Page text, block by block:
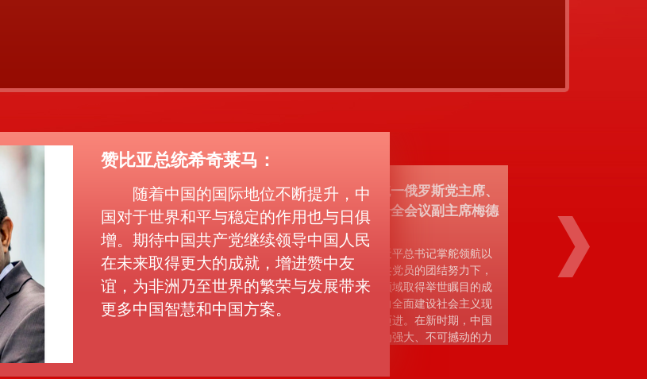
产党的中心任务就是团结带领全国各族人民全面
国、实现第二个百年奋斗目标，以中国式现代化
兴。
日，习近平向中国共产党第二十次全国代表大会
赞比亚总统希奇莱马：
随着中国的国际地位不断提升，中
国对于世界和平与稳定的作用也与日俱
增。期待中国共产党继续领导中国人民
在未来取得更大的成就，增进赞中友
谊，为非洲乃至世界的繁荣与发展带来
更多中国智慧和中国方案。
俄罗斯统一俄罗斯党主席、
俄联邦安全会议副主席梅德
韦杰夫：
在习近平总书记掌舵领航以
及全体中共党员的团结努力下，
中国在各领域取得举世瞩目的成
就，正在向全面建设社会主义现
代化强国迈进。在新时期，中国
共产党作为强大、不可撼动的力
《先驱报》网站：
韦新闻、宣传和广播
莫妮卡•穆茨万古瓦接
示，津巴布韦高度关
大召开并致以美好祝
津巴布韦宝贵的战略
非中合作给非洲带来
。中国的发展模式值
借鉴。